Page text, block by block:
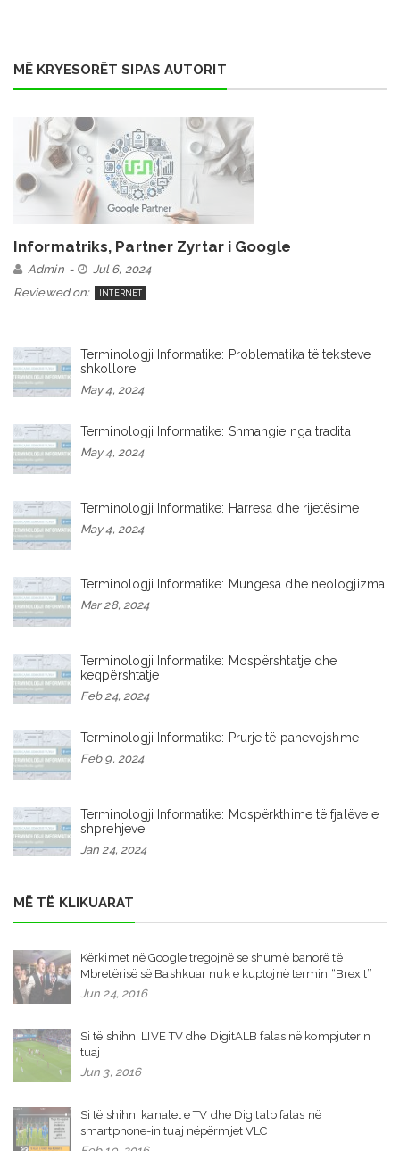
MË KRYESORËT SIPAS AUTORIT
Informatriks, Partner Zyrtar i Google
Admin
Jul 6, 2024
Reviewed on:
INTERNET
Terminologji Informatike: Problematika të teksteve
shkollore
May 4, 2024
Terminologji Informatike: Shmangie nga tradita
May 4, 2024
Terminologji Informatike: Harresa dhe rijetësime
May 4, 2024
Terminologji Informatike: Mungesa dhe neologjizma
Mar 28, 2024
Terminologji Informatike: Mospërshtatje dhe
keqpërshtatje
Feb 24, 2024
Terminologji Informatike: Prurje të panevojshme
Feb 9, 2024
Terminologji Informatike: Mospërkthime të fjalëve e
shprehjeve
Jan 24, 2024
MË TË KLIKUARAT
Kërkimet në Google tregojnë se shumë banorë të
Mbretërisë së Bashkuar nuk e kuptojnë termin “Brexit”
Jun 24, 2016
Si të shihni LIVE TV dhe DigitALB falas në kompjuterin
tuaj
Jun 3, 2016
Si të shihni kanalet e TV dhe Digitalb falas në
smartphone-in tuaj nëpërmjet VLC